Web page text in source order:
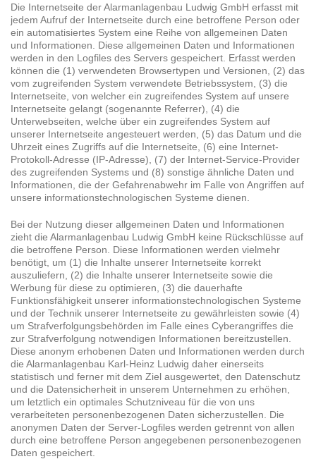
Die Internetseite der Alarmanlagenbau Ludwig GmbH erfasst mit
jedem Aufruf der Internetseite durch eine betroffene Person oder
ein automatisiertes System eine Reihe von allgemeinen Daten
und Informationen. Diese allgemeinen Daten und Informationen
werden in den Logfiles des Servers gespeichert. Erfasst werden
können die (1) verwendeten Browsertypen und Versionen, (2) das
vom zugreifenden System verwendete Betriebssystem, (3) die
Internetseite, von welcher ein zugreifendes System auf unsere
Internetseite gelangt (sogenannte Referrer), (4) die
Unterwebseiten, welche über ein zugreifendes System auf
unserer Internetseite angesteuert werden, (5) das Datum und die
Uhrzeit eines Zugriffs auf die Internetseite, (6) eine Internet-
Protokoll-Adresse (IP-Adresse), (7) der Internet-Service-Provider
des zugreifenden Systems und (8) sonstige ähnliche Daten und
Informationen, die der Gefahrenabwehr im Falle von Angriffen auf
unsere informationstechnologischen Systeme dienen.
Bei der Nutzung dieser allgemeinen Daten und Informationen
zieht die Alarmanlagenbau Ludwig GmbH keine Rückschlüsse auf
die betroffene Person. Diese Informationen werden vielmehr
benötigt, um (1) die Inhalte unserer Internetseite korrekt
auszuliefern, (2) die Inhalte unserer Internetseite sowie die
Werbung für diese zu optimieren, (3) die dauerhafte
Funktionsfähigkeit unserer informationstechnologischen Systeme
und der Technik unserer Internetseite zu gewährleisten sowie (4)
um Strafverfolgungsbehörden im Falle eines Cyberangriffes die
zur Strafverfolgung notwendigen Informationen bereitzustellen.
Diese anonym erhobenen Daten und Informationen werden durch
die Alarmanlagenbau Karl-Heinz Ludwig daher einerseits
statistisch und ferner mit dem Ziel ausgewertet, den Datenschutz
und die Datensicherheit in unserem Unternehmen zu erhöhen,
um letztlich ein optimales Schutzniveau für die von uns
verarbeiteten personenbezogenen Daten sicherzustellen. Die
anonymen Daten der Server-Logfiles werden getrennt von allen
durch eine betroffene Person angegebenen personenbezogenen
Daten gespeichert.